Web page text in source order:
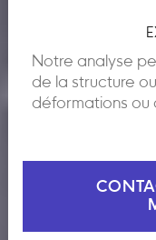
Notre analyse
de la structure
déformations ou